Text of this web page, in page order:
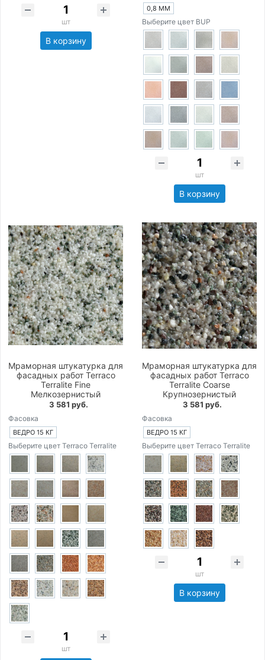
шт
В корзину
0,8 ММ
Выберите цвет BUP
шт
В корзину
Мраморная штукатурка для
фасадных работ Terraco
Terralite Fine
Мелкозернистый
3 581 руб.
Фасовка
ВЕДРО 15 КГ
Выберите цвет Terraco Terralite
шт
Мраморная штукатурка для
фасадных работ Terraco
Terralite Coarse
Крупнозернистый
3 581 руб.
Фасовка
ВЕДРО 15 КГ
Выберите цвет Terraco Terralite
шт
В корзину